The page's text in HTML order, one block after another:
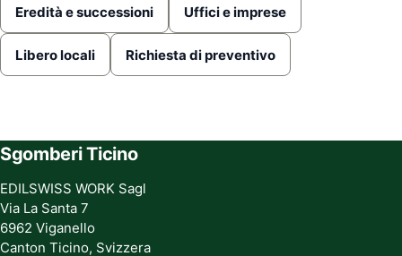
Eredità e successioni Uffici e imprese
Libero locali Richiesta di preventivo
Sgomberi Ticino
EDILSWISS WORK Sagl
Via La Santa 7
6962 Viganello
Canton Ticino, Svizzera